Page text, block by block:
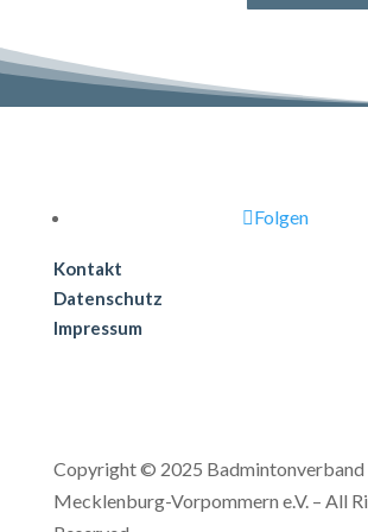
Folgen
Kontakt
Datenschutz
Impressum
Copyright © 2025 Badmintonverband
Mecklenburg-Vorpommern e.V. – All